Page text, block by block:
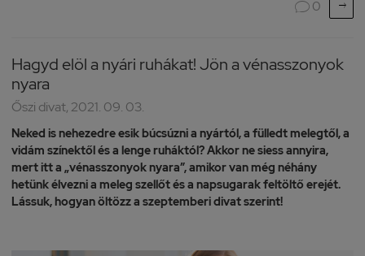
0 
Hagyd elöl a nyári ruhákat! Jön a vénasszonyok
nyara
Őszi divat, 2021. 09. 03.
Neked is nehezedre esik búcsúzni a nyártól, a fülledt melegtől, a
vidám színektől és a lenge ruháktól? Akkor ne siess annyira,
mert itt a „vénasszonyok nyara”, amikor van még néhány
hetünk élvezni a meleg szellőt és a napsugarak feltöltő erejét.
Lássuk, hogyan öltözz a szeptemberi divat szerint!